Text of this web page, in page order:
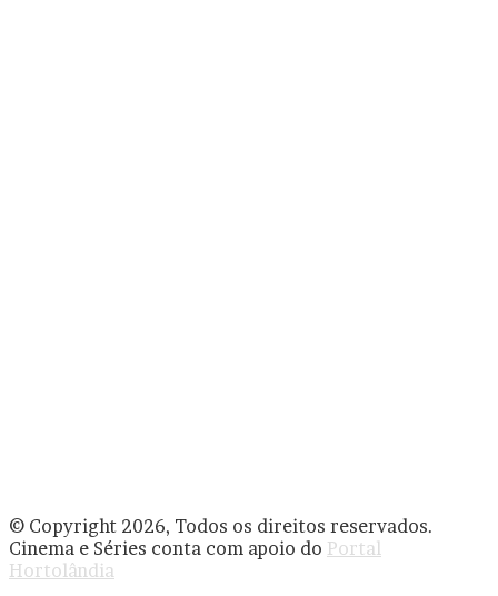
© Copyright 2026, Todos os direitos reservados.
Cinema e Séries conta com apoio do Portal
Hortolândia